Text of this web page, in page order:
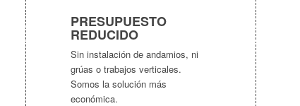
PRESUPUESTO
REDUCIDO
Sin instalación de andamios, ni
grúas o trabajos verticales.
Somos la solución más
económica.